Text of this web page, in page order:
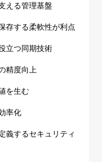
える管理基盤
存する柔軟性が利点
立つ同期技術
精度向上
を生む
率化
義するセキュリティ